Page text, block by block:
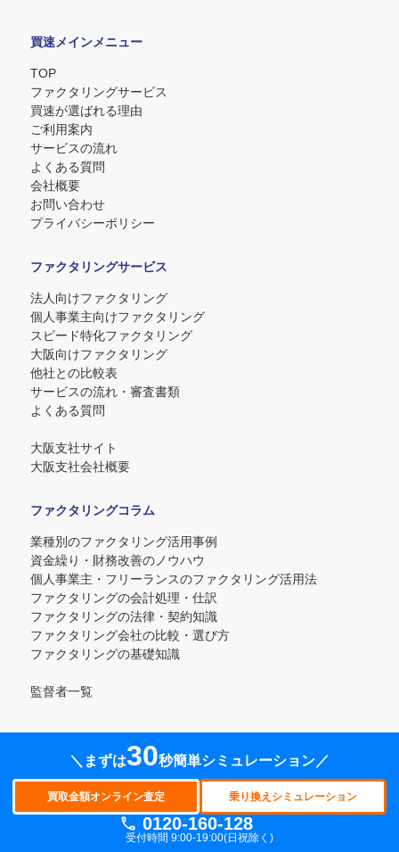
＼まずは30秒簡単シミュレーション／
買取金額オンライン査定 乗り換えシミュレーション
0120-160-128
受付時間 9:00-19:00(日祝除く)
買速メインメニュー
TOP
ファクタリングサービス
買速が選ばれる理由
ご利用案内
サービスの流れ
よくある質問
会社概要
お問い合わせ
プライバシーポリシー
ファクタリングサービス
法人向けファクタリング
個人事業主向けファクタリング
スピード特化ファクタリング
大阪向けファクタリング
他社との比較表
サービスの流れ・審査書類
よくある質問
大阪支社サイト
大阪支社会社概要
ファクタリングコラム
業種別のファクタリング活用事例
資金繰り・財務改善のノウハウ
個人事業主・フリーランスのファクタリング活用法
ファクタリングの会計処理・仕訳
ファクタリングの法律・契約知識
ファクタリング会社の比較・選び方
ファクタリングの基礎知識
監督者一覧
買取金額オンライン査定
乗換えシュミレーター
Copyright© 2025 即日ファクタリング「買速」Inc. All Rights Reserved.